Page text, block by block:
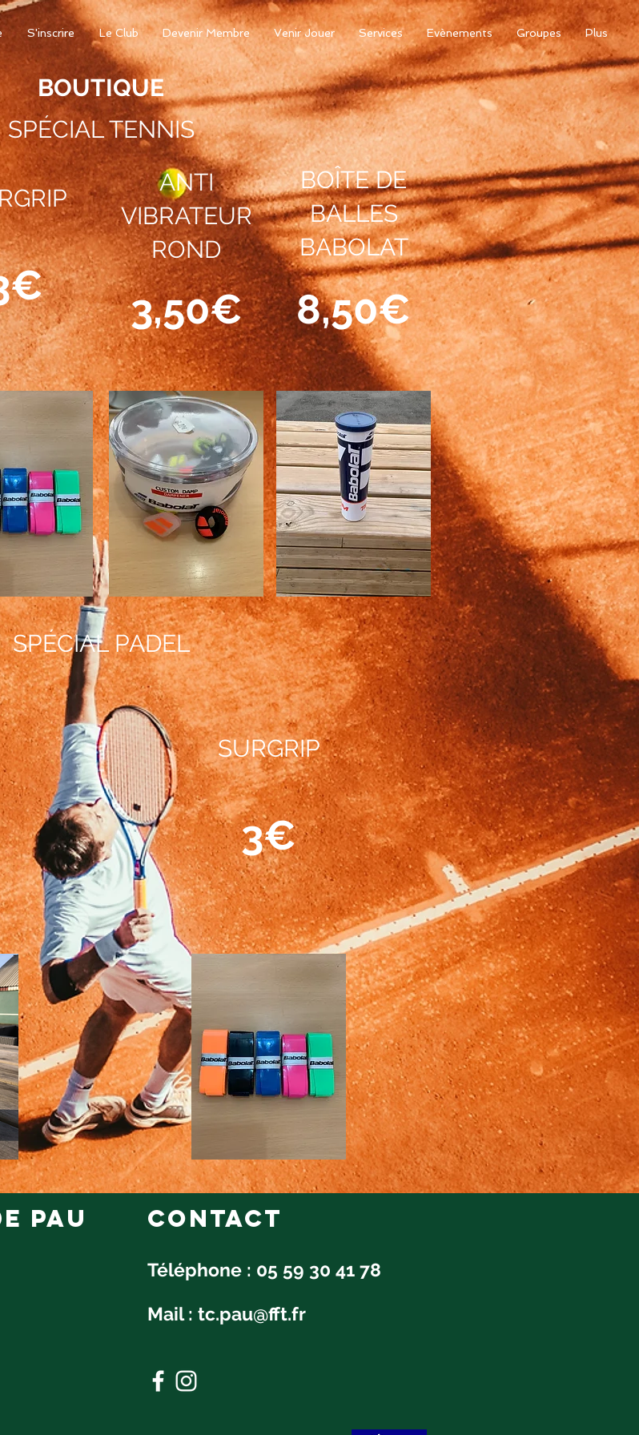
S'inscrire Le Club Devenir Membre Venir Jouer Services Evènements Groupes Plus
BOUTIQUE
SPÉCIAL TENNIS
ANTI
VIBRATEUR
ROND
3,50€
BOÎTE DE
BALLES
BABOLAT
8,50€
SPÉCIAL PADEL
SURGRIP
3€
pau Contact
Téléphone : 05 59 30 41 78
Mail : tc.pau@fft.fr